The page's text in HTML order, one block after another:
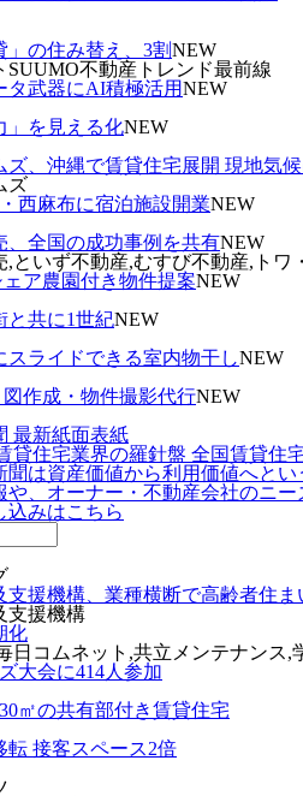
の住み替え、3割NEW
SUUMO不動産トレンド最前線
タ武器にAI積極活用NEW
」を見える化NEW
ズ、沖縄で賃貸住宅展開 現地気
ズ
西麻布に宿泊施設開業NEW
、全国の成功事例を共有NEW
,といず不動産,むすび不動産,トワ
ア農園付き物件提案NEW
と共に1世紀NEW
スライドできる室内物干しNEW
図作成・物件撮影代行NEW
聞は資産価値から利用価値へと
、オーナー・不動産会社のニ
支援機構、業種横断で高齢者住ま
支援機構
化
日コムネット,共立メンテナンス,
大会に414人参加
㎡の共有部付き賃貸住宅
転 接客スペース2倍